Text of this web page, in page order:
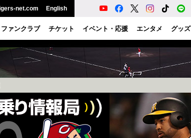
net.com English
ファンクラブ チケット イベント・応援 エンタメ グッズ